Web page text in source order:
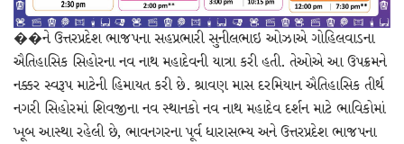
��ને ઉત્તરપ્રદેશ ભાજપના સહપ્રભારી સુનીલભાઇ ઓઝાએ ગોહિલવાડના
ઐતિહાસિક સિહોરના નવ નાથ મહાદેવની યાત્રા કરી હતી. તેઓએ આ ઉપક્રમને
નક્કર સ્વરૂપ માટેની હિમાયત કરી છે. શ્રાવણ માસ દરમિયાન ઐતિહાસિક તીર્થ
નગરી સિહોરમાં શિવજીના નવ સ્થાનકો નવ નાથ મહાદેવ દર્શન માટે ભાવિકોમાં
ખૂબ આસ્થા રહેલી છે, ભાવનગરના પૂર્વ ધારાસભ્ય અને ઉત્તરપ્રદેશ ભાજપના